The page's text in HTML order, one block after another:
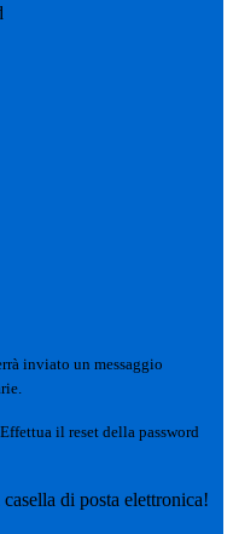
inviato un messaggio
il reset della password
di posta elettronica!